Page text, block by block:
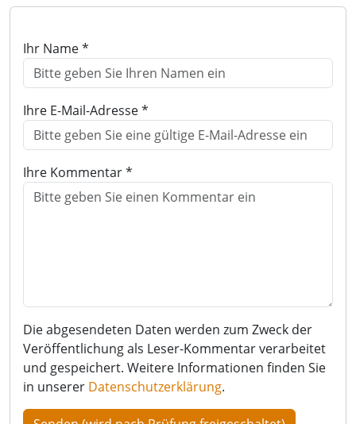
Ihr Name *
Ihre E-Mail-Adresse *
Ihre Kommentar *
Die abgesendeten Daten werden zum Zweck der
Veröffentlichung als Leser-Kommentar verarbeitet
und gespeichert. Weitere Informationen finden Sie
in unserer Datenschutzerklärung.